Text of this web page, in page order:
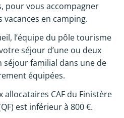
pour vous accompagner
vacances en camping.
l’équipe du pôle tourisme
séjour d’une ou deux
séjour familial dans une de
équipées.
allocataires CAF du Finistère
est inférieur à 800 €.